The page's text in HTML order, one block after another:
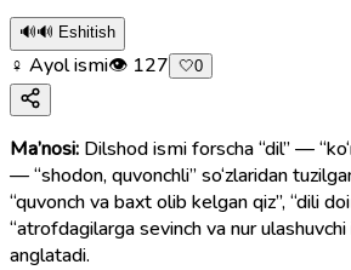
🔊🔊 Eshitish
♀ Ayol ismi👁 127 🤍0
Ma’nosi: Dilshod ismi forscha “dil” —
— “shodon, quvonchli” so‘zlaridan
“quvonch va baxt olib kelgan qiz”, “dili
“atrofdagilarga sevinch va nur
anglatadi.